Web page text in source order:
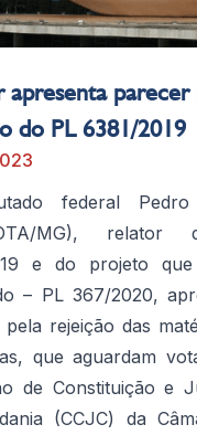
apresenta parecer
do PL 6381/2019
federal Pedro
MG),
e do projeto que
– PL 367/2020,
rejeição das
que aguardam
de Constituição e
(CCJC) da